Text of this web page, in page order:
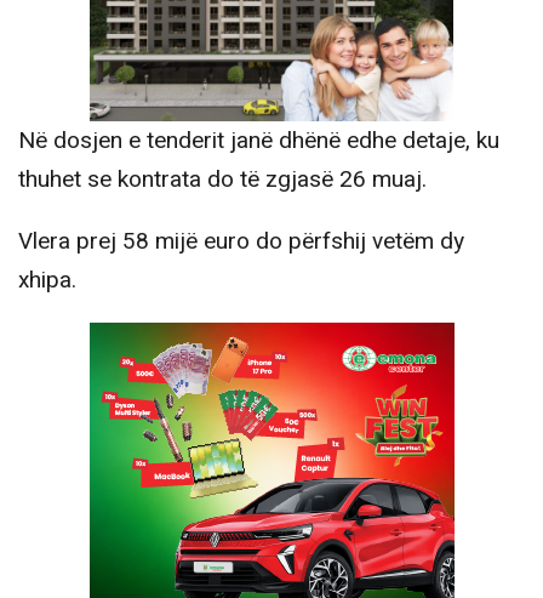
Në dosjen e tenderit janë dhënë edhe detaje, ku
thuhet se kontrata do të zgjasë 26 muaj.
Vlera prej 58 mijë euro do përfshij vetëm dy
xhipa.